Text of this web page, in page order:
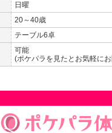
日曜
20～40歳
テーブル6卓
可能
(ポケパラを見たとお気軽に
沖縄